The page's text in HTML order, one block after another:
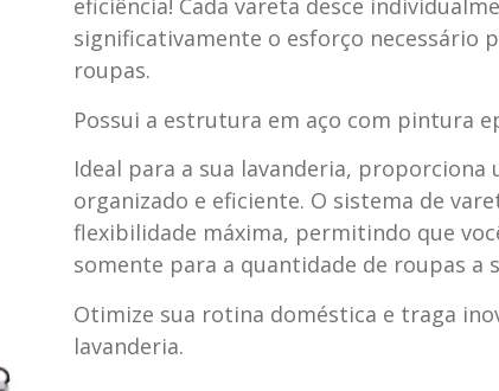
eficiência! Cada vareta desce
significativamente o esforço necessário
roupas.
Possui a estrutura em aço com pintura
Ideal para a sua lavanderia, proporciona
organizado e eficiente. O sistema de
flexibilidade máxima, permitindo que
somente para a quantidade de roupas a
Otimize sua rotina doméstica e traga
lavanderia.